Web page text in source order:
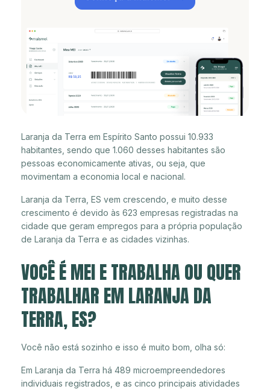
Laranja da Terra em Espírito Santo possui 10.933
habitantes, sendo que 1.060 desses habitantes são
pessoas economicamente ativas, ou seja, que
movimentam a economia local e nacional.
Laranja da Terra, ES vem crescendo, e muito desse
crescimento é devido às 623 empresas registradas na
cidade que geram empregos para a própria população
de Laranja da Terra e as cidades vizinhas.
VOCÊ É MEI E TRABALHA OU QUER
TRABALHAR EM LARANJA DA
TERRA, ES?
Você não está sozinho e isso é muito bom, olha só:
Em Laranja da Terra há 489 microempreendedores
individuais registrados, e as cinco principais atividades